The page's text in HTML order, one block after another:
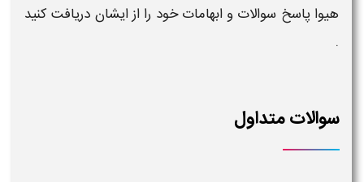
هیوا پاسخ سوالات و ابهامات خود را از ایشان دریافت کنید
.
سوالات متداول